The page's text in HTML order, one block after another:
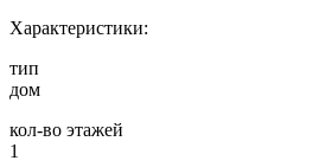
Характеристики:
тип
дом
кол-во этажей
1